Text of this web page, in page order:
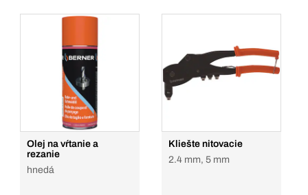
Olej na vŕtanie a
rezanie
hnedá
Kliešte nitovacie
2.4 mm, 5 mm